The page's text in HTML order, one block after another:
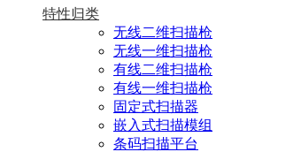
特性归类
无线二维扫描枪
无线一维扫描枪
有线二维扫描枪
有线一维扫描枪
固定式扫描器
嵌入式扫描模组
条码扫描平台